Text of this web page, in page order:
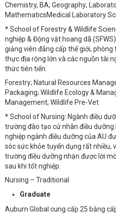
Chemistry, BA; Geography;
MathematicsMedical Laboratory
* School of Forestry & Wildlife
nghiệp & Động vật hoang dã
giảng viên đẳng cấp thế giới, phòng
thực địa rộng lớn và các nguồn tài
thức tiên tiến.
Forestry; Natural Resources
Packaging; Wildlife Ecology &
Management; Wildlife Pre-Vet
* School of Nursing: Ngành điều
trường đào tạo cử nhân điều
nghiệp ngành điều dưỡng của AU
sóc sức khỏe tuyển dụng rất nhiều,
trường điều dưỡng nhận được lời
sau khi tốt nghiệp.
Nursing – Traditional
Graduate
Auburn Global cung cấp 25 bằng